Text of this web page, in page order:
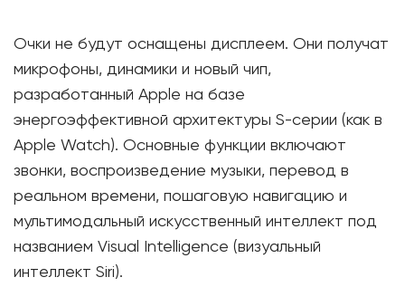
Очки не будут оснащены дисплеем. Они получат
микрофоны, динамики и новый чип,
разработанный Apple на базе
энергоэффективной архитектуры S-серии (как в
Apple Watch). Основные функции включают
звонки, воспроизведение музыки, перевод в
реальном времени, пошаговую навигацию и
мультимодальный искусственный интеллект под
названием Visual Intelligence (визуальный
интеллект Siri).